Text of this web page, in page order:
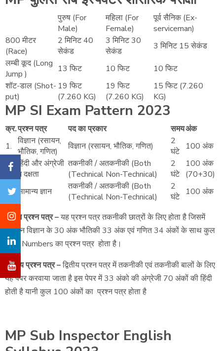
पुरुष (For
Male)
महिला (For
Female)
पूर्व सैनिक (Ex-
serviceman)
800 मीटर
(Race)
2 मिनिट 40
सेकंड
3 मिनिट 30
सेकंड
3 मिनिट 15 सेकंड
लम्बी कूद (Long
Jump )
13 फिट 10 फिट
10 फिट
शॉट-डाल (Shot-
put)
19 फिट
(7.260 KG)
19 फिट
(7.260 KG)
15 फिट (7.260
KG)
MP SI Exam Pattern 2023
क्र.प्रश्न पत्र पद का प्रकार समयअंक
1. विज्ञान (रसायन,
भौतिक, गणित)
विज्ञान (रसायन, भौतिक, गणित)
2
घंटे
100 अंक
2.
हिंदी और अंग्रेजी
मे दक्षता
तकनीकी / अतकनीकी (Both
(Technical Non-Technical)
2
घंटे
100 अंक
(70+30)
3.
सामान्य ज्ञान
तकनीकी / अतकनीकी (Both
(Technical Non-Technical)
2
घंटे
100 अंक
प्रथम प्रश्न पत्र –यह प्रश्न पत्र तकनीकी छात्रों के लिए होता है जिसमें
रसायन विज्ञान के 30 अंक भौतिकी 33 अंक एवं गणित 34 अंकों के साथ कुल
100 Numbers का प्रश्न पत्र होता है।
द्वितीय प्रश्न पत्र –द्वितीय प्रश्न पत्र में तकनीकी एवं तकनीकी बालों के लिए
यह पेपर करवाया जाता है इस पेपर में 33 अंको की अंग्रेजी 70 अंकों की हिंदी
होती है यानी कुल 100 अंकों का प्रश्न पत्र होता है
MP Sub Inspector English